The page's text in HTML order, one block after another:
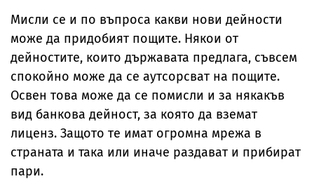
Мисли се и по въпроса какви нови дейности
може да придобият пощите. Някои от
дейностите, които държавата предлага, съвсем
спокойно може да се аутсорсват на пощите.
Освен това може да се помисли и за някакъв
вид банкова дейност, за която да вземат
лиценз. Защото те имат огромна мрежа в
страната и така или иначе раздават и прибират
пари.